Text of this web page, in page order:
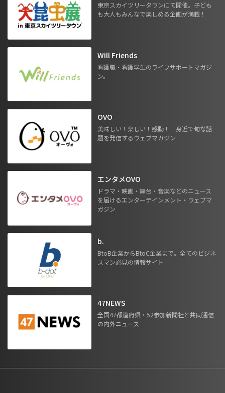
東京スカイツリータウンにて開催。子ども
も大人もみんなで楽しめる企画が満載！
Will Friends
看護職・看護学生のライフサポートマガジ
ン。
OVO
美味しい！楽しい！感動！ 身近で旬な話
題を発信するウェブマガジン
エンタメOVO
ドラマ・映画・舞台・音楽などのニュース
を届けるエンターテインメント・ウェブマ
ガジン
b.
BtoB企業からBtoC企業まで。全てのビジネ
スマン必見の情報サイト
47NEWS
全国47都道府県・52参加新聞社と共同通信
の内外ニュース